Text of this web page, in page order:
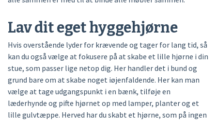
Lav dit eget hyggehjørne
Hvis overstående lyder for krævende og tager for lang tid, så
kan du også vælge at fokusere på at skabe et lille hjørne i din
stue, som passer lige netop dig. Her handler det i bund og
grund bare om at skabe noget iøjenfaldende. Her kan man
vælge at tage udgangspunkt i en bænk, tilføje en
læderhynde og pifte hjørnet op med lamper, planter og et
lille gulvtæppe. Herved har du skabt et hjørne, som på ingen